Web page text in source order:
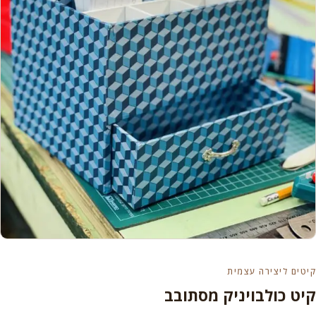
קיטים ליצירה עצמית
קיט כולבויניק מסתובב